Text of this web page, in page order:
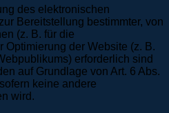
des elektronischen
Bereitstellung bestimmter, von
(z. B. für die
Optimierung der Website (z. B.
erforderlich sind
auf Grundlage von Art. 6 Abs.
keine andere
wird.